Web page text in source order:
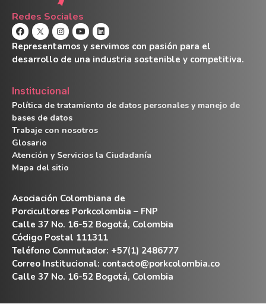
Redes Sociales
Representamos y servimos con pasión para el
desarrollo de una industria sostenible y competitiva.
Institucional
Política de tratamiento de datos personales y manejo de
bases de datos
Trabaje con nosotros
Glosario
Atención y Servicios la Ciudadanía
Mapa del sitio
Asociación Colombiana de
Porcicultores Porkcolombia – FNP
Calle 37 No. 16-52 Bogotá, Colombia
Código Postal 111311
Teléfono Conmutador: +57(1) 2486777
Correo Institucional: contacto@porkcolombia.co
Calle 37 No. 16-52 Bogotá, Colombia